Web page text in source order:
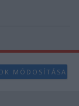
MÓDOSÍTÁSA